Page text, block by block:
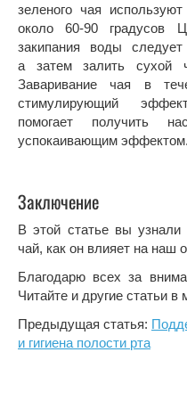
зеленого чая
около 60-90 градусов
закипания воды
а затем залить сухой
Заваривание чая в
стимулирующий
помогает получить
успокаивающим эффектом.
Заключение
В этой статье вы узнали
чай, как он влияет на наш
Благодарю всех за
Читайте и другие статьи в
Предыдущая статья:
и гигиена полости рта